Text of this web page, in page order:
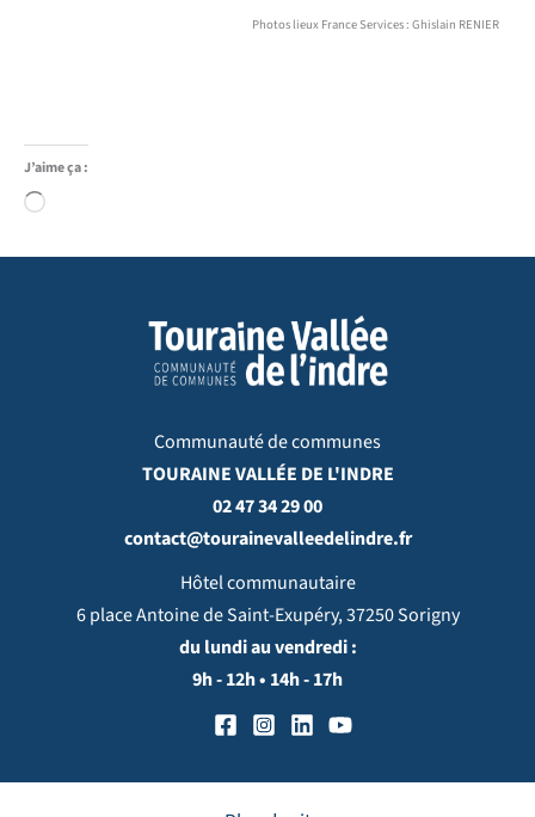
Photos lieux France Services : Ghislain RENIER
J’aime ça :
Chargement…
Communauté de communes
TOURAINE VALLÉE DE L'INDRE
02 47 34 29 00
contact@tourainevalleedelindre.fr
Hôtel communautaire
6 place Antoine de Saint-Exupéry, 37250 Sorigny
du lundi au vendredi :
9h - 12h • 14h - 17h